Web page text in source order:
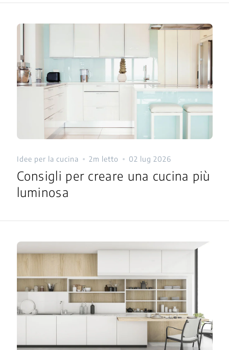
Idee per la cucina 2m letto 02 lug 2026
Consigli per creare una cucina più
luminosa